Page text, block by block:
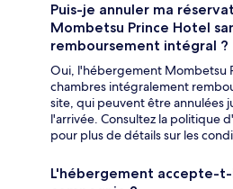
Puis-je annuler ma
Mombetsu Prince Hotel
remboursement intégral ?
Oui, l'hébergement Mombetsu
chambres intégralement
site, qui peuvent être annulées
l'arrivée. Consultez la politique
pour plus de détails sur les
L'hébergement accepte-t-